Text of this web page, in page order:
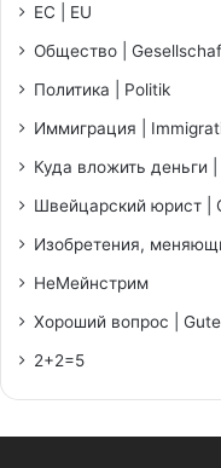
ЕС | EU
Общество |
Политика | Politik
Иммиграция |
Куда вложить деньги |
Швейцарский юрист |
Изобретения,
НеМейнстрим
Хороший вопрос |
2+2=5